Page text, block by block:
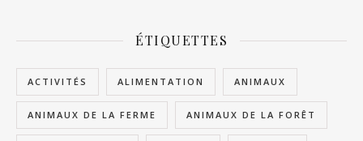
ÉTIQUETTES
ACTIVITÉS ALIMENTATION ANIMAUX
ANIMAUX DE LA FERME ANIMAUX DE LA FORÊT